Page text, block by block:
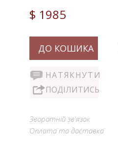
$ 1985
ДО КОШИКА
НАТЯКНУТИ
ПОДІЛИТИСЬ
Зворотній зв'язок
Оплата та доставка